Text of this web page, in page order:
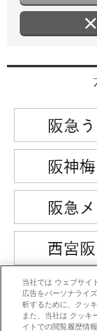
当社では ウェブサイ
広告をパーソナライ
析するために、クッ
また、当社は クッキ
イトでの閲覧履歴情